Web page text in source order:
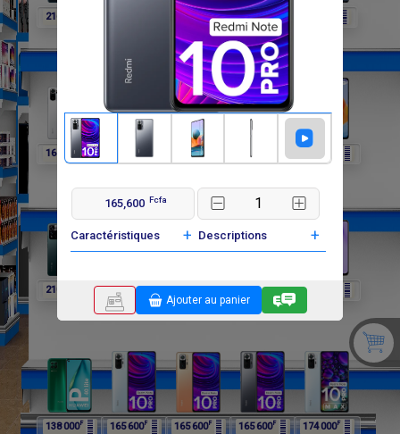
165,600 Fcfa
Caractéristiques + Descriptions +
Ajouter au panier
216 000 216 000F 564 000F
162 000 F 162 000 162 000 210 000 210 000
210 000 198 000 F F 138 000F 138 000
138 000F 165 600F 165 600F 165 600F 174 000F